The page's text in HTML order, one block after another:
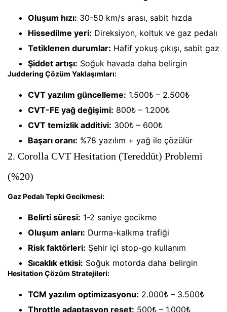
Oluşum hızı: 30-50 km/s arası, sabit hızda
Hissedilme yeri: Direksiyon, koltuk ve gaz pedalı
Tetiklenen durumlar: Hafif yokuş çıkışı, sabit gaz
Şiddet artışı: Soğuk havada daha belirgin
Juddering Çözüm Yaklaşımları:
CVT yazılım güncelleme: 1.500₺ – 2.500₺
CVT-FE yağ değişimi: 800₺ – 1.200₺
CVT temizlik additivi: 300₺ – 600₺
Başarı oranı: %78 yazılım + yağ ile çözülür
2. Corolla CVT Hesitation (Tereddüt) Problemi
(%20)
Gaz Pedalı Tepki Gecikmesi:
Belirti süresi: 1-2 saniye gecikme
Oluşum anları: Durma-kalkma trafiği
Risk faktörleri: Şehir içi stop-go kullanım
Sıcaklık etkisi: Soğuk motorda daha belirgin
Hesitation Çözüm Stratejileri:
TCM yazılım optimizasyonu: 2.000₺ – 3.500₺
Throttle adaptasyon reset: 500₺ – 1.000₺